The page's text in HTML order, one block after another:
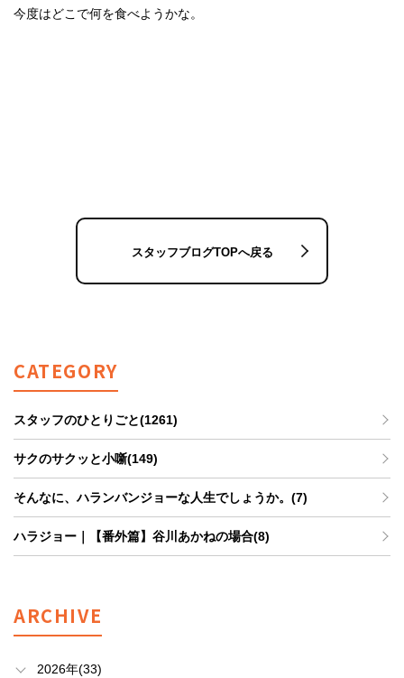
今度はどこで何を食べようかな。
スタッフブログTOPへ戻る
CATEGORY
スタッフのひとりごと(1261)
サクのサクッと小噺(149)
そんなに、ハランバンジョーな人生でしょうか。(7)
ハラジョー｜【番外篇】谷川あかねの場合(8)
ARCHIVE
2026年(33)